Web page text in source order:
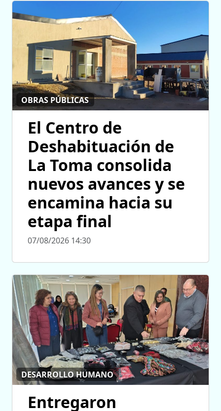
OBRAS PÚBLICAS
El Centro de
Deshabituación de
La Toma consolida
nuevos avances y se
encamina hacia su
etapa final
07/08/2026 14:30
DESARROLLO HUMANO
Entregaron